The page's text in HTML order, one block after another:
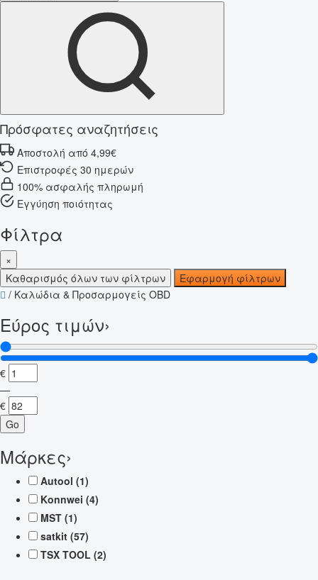
Πρόσφατες αναζητήσεις
Αποστολή από 4,99€
Επιστροφές 30 ημερών
100% ασφαλής πληρωμή
Εγγύηση ποιότητας
Φίλτρα
×
Καθαρισμός όλων των φίλτρων
Εφαρμογή φίλτρων
/ Καλώδια & Προσαρμογείς OBD
Εύρος τιμών›
€
—
€
Go
Μάρκες›
Autool (1)
Konnwei (4)
MST (1)
satkit (57)
TSX TOOL (2)